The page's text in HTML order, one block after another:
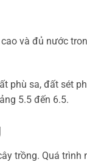
và đủ nước
phù sa, đất sét
5.5 đến 6.5.
trồng. Quá trình